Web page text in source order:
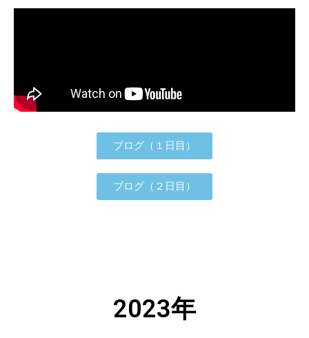
ブログ（１日目）
ブログ（２日目）
2023年